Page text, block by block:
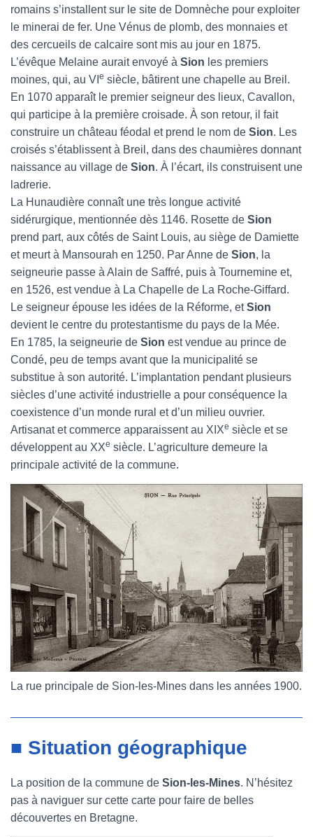
romains s’installent sur le site de Domnèche pour exploiter
le minerai de fer. Une Vénus de plomb, des monnaies et
des cercueils de calcaire sont mis au jour en 1875.
L’évêque Melaine aurait envoyé à Sion les premiers
moines, qui, au VI e siècle, bâtirent une chapelle au Breil.
En 1070 apparaît le premier seigneur des lieux, Cavallon,
qui participe à la première croisade. À son retour, il fait
construire un château féodal et prend le nom de Sion. Les
croisés s’établissent à Breil, dans des chaumières donnant
naissance au village de Sion. À l’écart, ils construisent une
ladrerie.
La Hunaudière connaît une très longue activité
sidérurgique, mentionnée dès 1146. Rosette de Sion
prend part, aux côtés de Saint Louis, au siège de Damiette
et meurt à Mansourah en 1250. Par Anne de Sion, la
seigneurie passe à Alain de Saffré, puis à Tournemine et,
en 1526, est vendue à La Chapelle de La Roche-Giffard.
Le seigneur épouse les idées de la Réforme, etSion
devient le centre du protestantisme du pays de la Mée.
En 1785, la seigneurie de Sion est vendue au prince de
Condé, peu de temps avant que la municipalité se
substitue à son autorité. L’implantation pendant plusieurs
siècles d’une activité industrielle a pour conséquence la
coexistence d’un monde rural et d’un milieu ouvrier.
Artisanat et commerce apparaissent au XIXe siècle et se
développent au XXe siècle. L’agriculture demeure la
principale activité de la commune.
La rue principale de Sion-les-Mines dans les années 1900.
■ Situation géographique
La position de la commune de Sion-les-Mines. N’hésitez
pas à naviguer sur cette carte pour faire de belles
découvertes en Bretagne.